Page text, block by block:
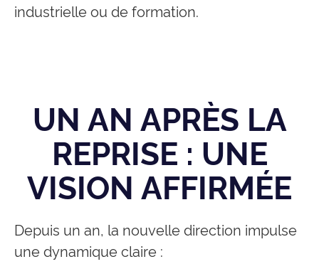
industrielle ou de formation.
UN AN APRÈS LA
REPRISE : UNE
VISION AFFIRMÉE
Depuis un an, la nouvelle direction impulse
une dynamique claire :